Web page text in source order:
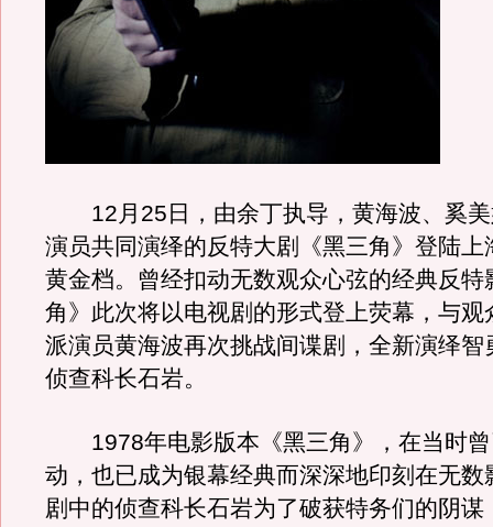
12月25日，由余丁执导，黄海波、奚美
演员共同演绎的反特大剧《黑三角》登陆上
黄金档。曾经扣动无数观众心弦的经典反特
角》此次将以电视剧的形式登上荧幕，与观
派演员黄海波再次挑战间谍剧，全新演绎智
侦查科长石岩。
1978年电影版本《黑三角》，在当时曾
动，也已成为银幕经典而深深地印刻在无数
剧中的侦查科长石岩为了破获特务们的阴谋